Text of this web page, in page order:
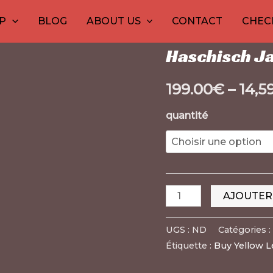
BLOG ABOUT US CONTACT
/
Haschisch
199.00€ –
quantité
de
Haschisch
Jaune
UGS : ND Catégories :
Étiquette : Buy Yellow
produitproduits
produits
produits
produits
produits